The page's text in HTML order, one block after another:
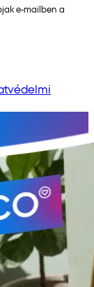
e-mailben a